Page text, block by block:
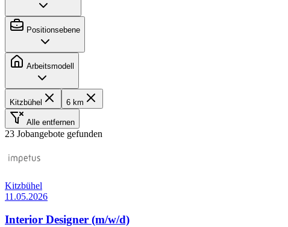
Positionsebene
Arbeitsmodell
Kitzbühel 6 km
Alle entfernen
23 Jobangebote gefunden
Kitzbühel
11.05.2026
Interior Designer (m/w/d)